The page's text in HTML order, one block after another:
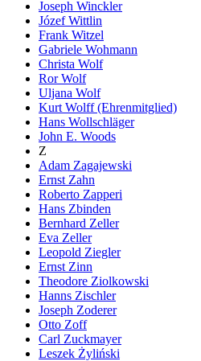
Joseph Winckler
Józef Wittlin
Frank Witzel
Gabriele Wohmann
Christa Wolf
Ror Wolf
Uljana Wolf
Kurt Wolff (Ehrenmitglied)
Hans Wollschläger
John E. Woods
Z
Adam Zagajewski
Ernst Zahn
Roberto Zapperi
Hans Zbinden
Bernhard Zeller
Eva Zeller
Leopold Ziegler
Ernst Zinn
Theodore Ziolkowski
Hanns Zischler
Joseph Zoderer
Otto Zoff
Carl Zuckmayer
Leszek Żyliński